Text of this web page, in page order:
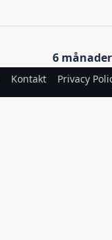
6
Kontakt Privacy